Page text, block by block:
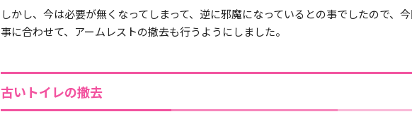
しかし、今は必要が無くなってしまって、逆に邪魔になっているとの事でしたので、
事に合わせて、アームレストの撤去も行うようにしました。
古いトイレの撤去